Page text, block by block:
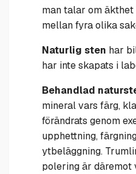
man talar om
mellan fyra olika
Naturlig sten har
har inte skapats i
Behandlad
mineral vars färg,
förändrats genom
upphettning,
ytbeläggning.
polering är däremot